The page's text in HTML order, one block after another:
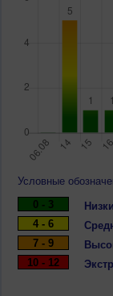
Условные
0 - 3
4 - 6
7 - 9
10 - 12